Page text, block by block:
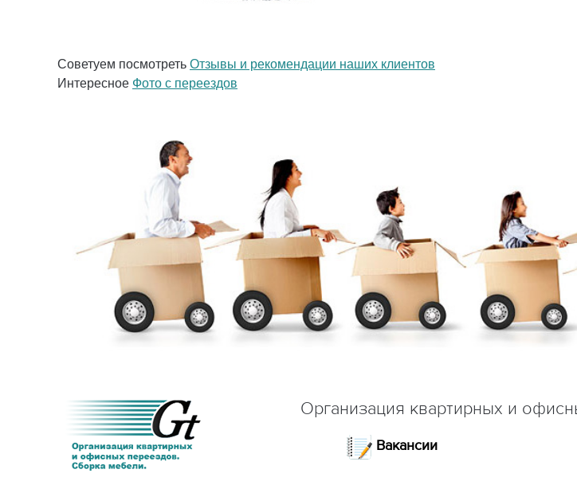
Советуем посмотреть Отзывы и рекомендации наших клиентов
Интересное Фото с переездов
Организация квартирных и
Вакансии